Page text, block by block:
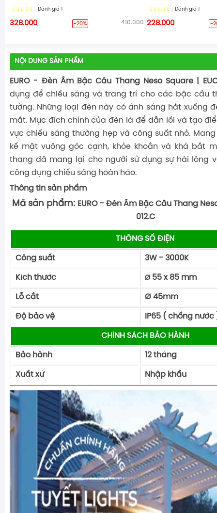
Đánh giá
328.000 -20% 410.000
Đánh giá
228.000 -
NỘI DUNG SẢN PHẨM
EURO - Đèn Âm Bậc Cầu Thang Neso Square |
dụng để chiếu sáng và trang trí cho các bậc cầu
tường. Những loại đèn này có ánh sáng hắt xuống
mắt. Mục đích chính của đèn là để dẫn lối và tạo
vực chiếu sáng thường hẹp và công suất nhỏ.
kế mặt vuông góc cạnh, khỏe khoắn và khá bắt
thang đã mang lại cho người sử dụng sự hài lòng
công dụng chiếu sáng hoàn hảo.
Thông tin sản phẩm
Mã sản phẩm: EURO - Đèn Âm Bậc Cầu Thang
012.C
THÔNG SỐ ĐIỆN
Công suất 3W - 3000K
Kích thước Ø 55 x 85 mm
Lỗ cắt Ø 45mm
Độ bảo vệ IP65 ( chống nước
CHÍNH SÁCH BẢO HÀNH
Bảo hành 12 tháng
Xuất xứ Nhập khẩu